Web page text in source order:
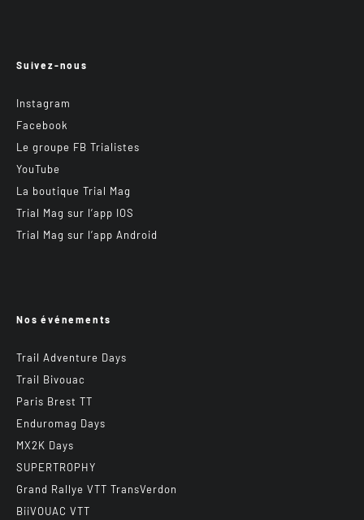
Suivez-nous
Instagram
Facebook
Le groupe FB Trialistes
YouTube
La boutique Trial Mag
Trial Mag sur l’app IOS
Trial Mag sur l’app Android
Nos événements
Trail Adventure Days
Trail Bivouac
Paris Brest TT
Enduromag Days
MX2K Days
SUPERTROPHY
Grand Rallye VTT TransVerdon
BiiVOUAC VTT